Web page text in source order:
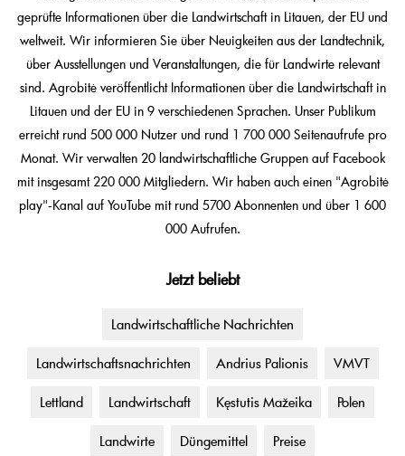
geprüfte Informationen über die Landwirtschaft in Litauen, der EU und
weltweit. Wir informieren Sie über Neuigkeiten aus der Landtechnik,
über Ausstellungen und Veranstaltungen, die für Landwirte relevant
sind. Agrobitė veröffentlicht Informationen über die Landwirtschaft in
Litauen und der EU in 9 verschiedenen Sprachen. Unser Publikum
erreicht rund 500 000 Nutzer und rund 1 700 000 Seitenaufrufe pro
Monat. Wir verwalten 20 landwirtschaftliche Gruppen auf Facebook
mit insgesamt 220 000 Mitgliedern. Wir haben auch einen "Agrobitė
play"-Kanal auf YouTube mit rund 5700 Abonnenten und über 1 600
000 Aufrufen.
Jetzt beliebt
Landwirtschaftliche Nachrichten
Landwirtschaftsnachrichten Andrius Palionis VMVT
Lettland Landwirtschaft Kęstutis Mažeika Polen
Landwirte Düngemittel Preise